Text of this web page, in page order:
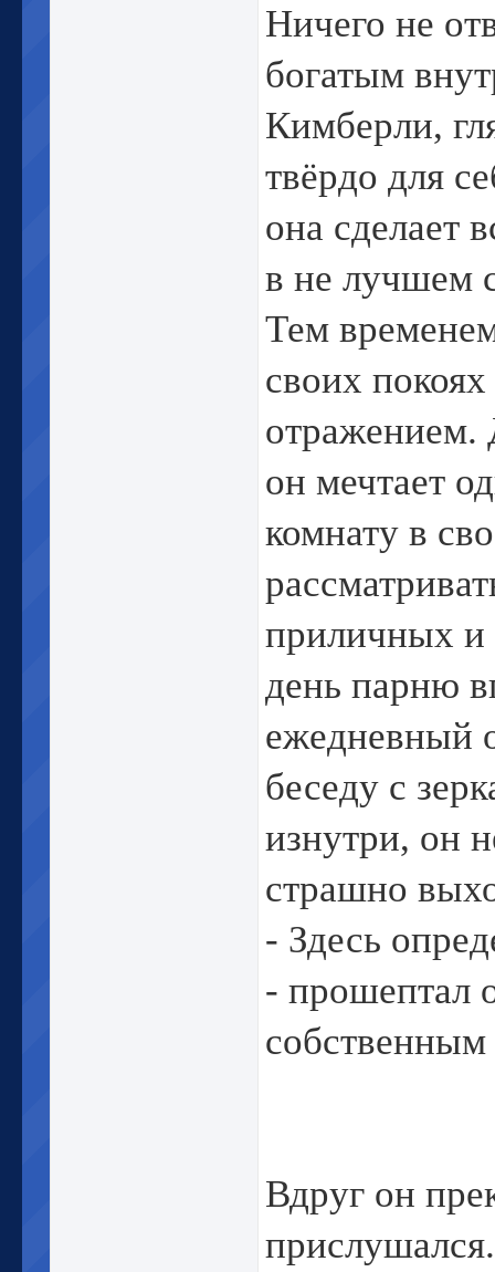
Ничего не
богатым
Кимберли,
твёрдо для
она сделает
в не лучшем
Тем
своих
отражением.
он мечтает
комнату в
приличных и
день парню
ежедневный
беседу с
изнутри, он
страшно
- Здесь
- прошептал
Вдруг он